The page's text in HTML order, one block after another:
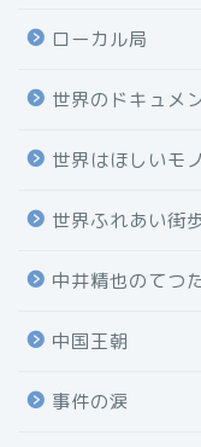
ローカル局
世界のドキュメ
世界はほしいモ
世界ふれあい街
中井精也のてつ
中国王朝
事件の涙